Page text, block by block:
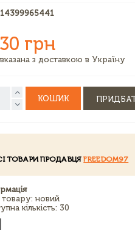
14399965441
грн
з доставкою в Україну
КОШИК
ТОВАРИ ПРОДАВЦЯFREEDOM97
товару: новий
кількість: 30